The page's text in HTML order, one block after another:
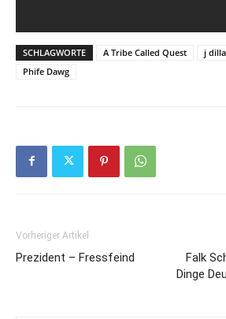
SCHLAGWORTE A Tribe Called Quest j dilla
Phife Dawg
Vorheriger Artikel
Prezident – Fressfeind
Falk
Dinge